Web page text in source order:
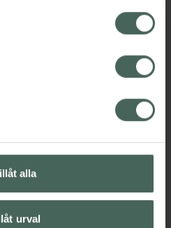
som skett innan återkallelsen.
alla
urval
4.5 av 5 i omdöme
Bronza Headband
Hårband 1 st